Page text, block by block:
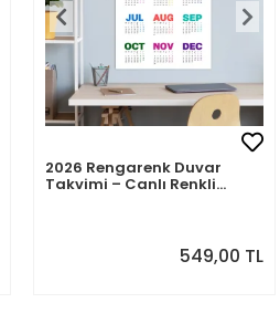
2026 Rengarenk Duvar
Takvimi – Canlı Renkli
549,00 TL